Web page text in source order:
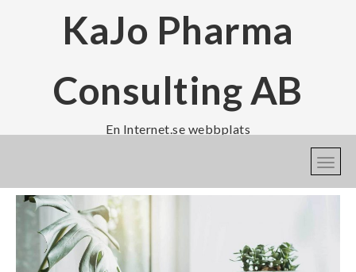
KaJo Pharma
Consulting AB
En Internet.se webbplats